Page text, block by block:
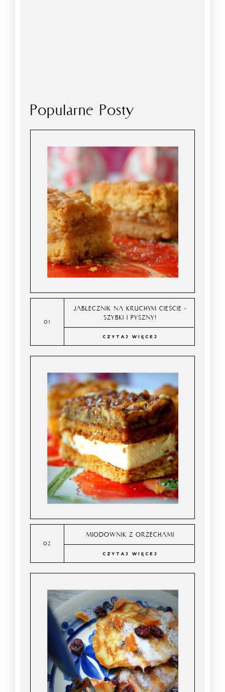
Popularne Posty
JABŁECZNIK NA KRUCHYM CIEŚCIE -
SZYBKI I PYSZNY!
CZYTAJ WIĘCEJ
MIODOWNIK Z ORZECHAMI
CZYTAJ WIĘCEJ